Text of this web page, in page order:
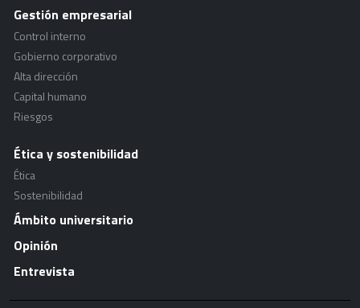
Gestión empresarial
Control interno
Gobierno corporativo
Alta dirección
Capital humano
Riesgos
Ética y sostenibilidad
Ética
Sostenibilidad
Ámbito universitario
Opinión
Entrevista